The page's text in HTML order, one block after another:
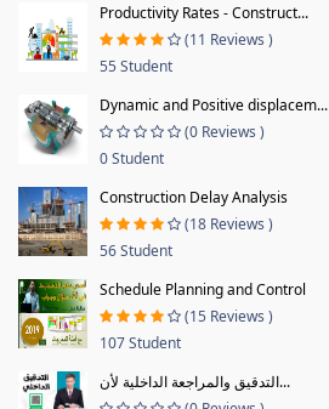
Productivity Rates - Construct...
(11 Reviews )
55 Student
Dynamic and Positive displacem...
(0 Reviews )
0 Student
Construction Delay Analysis
(18 Reviews )
56 Student
Schedule Planning and Control
(15 Reviews )
107 Student
التدقيق والمراجعة الداخلية لأن...